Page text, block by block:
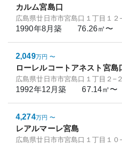
カルム宮島口
広島県廿日市市宮島口１丁目１２
1990年8月築 76.26㎡〜
2,049万円 〜
ローレルコートアネスト宮島
広島県廿日市市宮島口１丁目２−
1992年12月築 67.14㎡〜
4,274万円 〜
レアルマーレ宮島
広島県廿日市市宮島口１丁目１０